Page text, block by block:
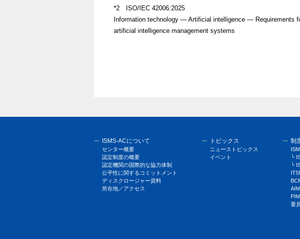
*2 ISO/IEC 42006:2025
Information technology — Artificial intelligence — Requirements
artificial intelligence management systems
ISMS-ACについて
センター概要
認定制度の概要
認定機関の国際的な協力体制
公平性に関するコミットメント
ディスクロージャー資料
所在地／アクセス
トピックス
ニューストピックス
イベント
制
└
└
要